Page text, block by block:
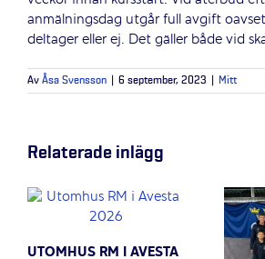
anmälningsdag utgår full avgift
deltager eller ej. Det gäller både vid
Av Åsa Svensson 6 september, 2023 Mitt
Relaterade inlägg
UTOMHUS RM I AVESTA